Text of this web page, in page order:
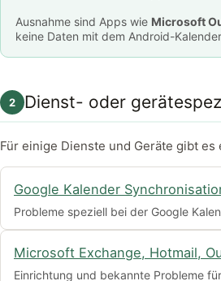
Ausnahme sind Apps wie Microsoft
keine Daten mit dem Android-
2 Dienst- oder
Für einige Dienste und Geräte gibt
Google Kalender
Probleme speziell bei der Google
Microsoft Exchange, Hotmail,
Einrichtung und bekannte Probleme